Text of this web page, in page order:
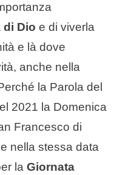
di Dio e di viverla
e là dove
anche nella
la Parola del
2021 la Domenica
Francesco di
nella stessa data
la Giornata